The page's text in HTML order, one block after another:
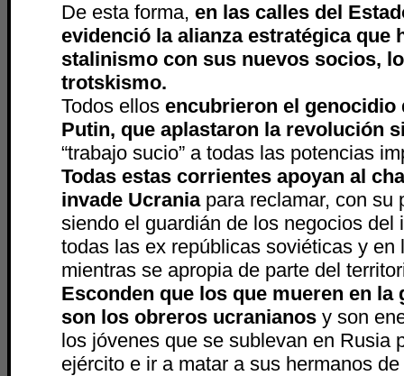
De esta forma,en las calles del
evidenció la alianza estratégica que
stalinismo con sus nuevos socios,
trotskismo.
Todos ellosencubrieron el genocidio
Putin, que aplastaron la revolución
“trabajo sucio” a todas las potencias
Todas estas corrientes apoyan al
invade Ucraniapara reclamar, con su
siendo el guardián de los negocios del
todas las ex repúblicas soviéticas y en
mientras se apropia de parte del
Esconden que los que mueren en la
son los obreros ucranianos y son
los jóvenes que se sublevan en Rusia
ejército e ir a matar a sus hermanos